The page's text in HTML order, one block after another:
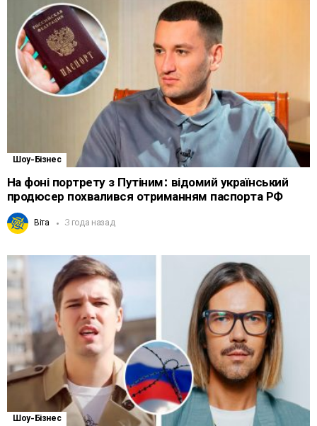
Шоу-Бізнес
На фоні портрету з Путіним: відомий український
продюсер похвалився отриманням паспорта РФ
Віта 3 года назад
Шоу-Бізнес